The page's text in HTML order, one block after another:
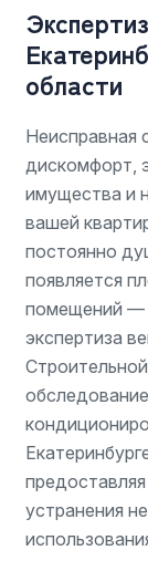
области
Неисправная
дискомфорт,
имущества и
вашей
постоянно
появляется
помещений —
экспертиза
устранения